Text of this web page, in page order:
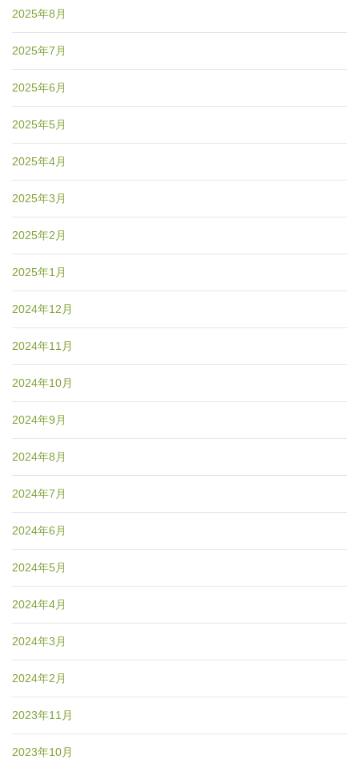
2025年8月
2025年7月
2025年6月
2025年5月
2025年4月
2025年3月
2025年2月
2025年1月
2024年12月
2024年11月
2024年10月
2024年9月
2024年8月
2024年7月
2024年6月
2024年5月
2024年4月
2024年3月
2024年2月
2023年11月
2023年10月